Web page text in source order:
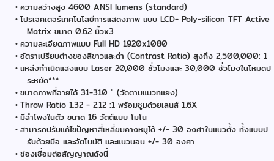
ความสว่างสูง 4600 ANSI lumens (standard)
โปรเจคเตอร์เทคโนโลยีการแสดงภาพ แบบ LCD- Poly-silicon TFT Active
Matrix ขนาด 0.62 นิ้วx3
ความละเอียดภาพแบบ Full HD 1920x1080
อัตราเปรียบต่างของสีขาวและดำ (Contrast Ratio) สูงถึง 2,500,000: 1
แหล่งกำเนิดแสงแบบ Laser 20,000 ชั่วโมงและ 30,000 ชั่วโมงในโหมดป
ระหยัด***
ขนาดภาพที่ฉายได้ 31-310 " (วัดตามแนวทแยง)
Throw Ratio 1.32 - 2.12 :1 พร้อมซูมด้วยเลนส์ 1.6X
มีลำโพงในตัว ขนาด 16 วัตต์แบบ โมโน
สามารถปรับแก้ไขปัญหาสี่เหลี่ยมคางหมูได้ +/- 30 องศาในแนวตั้ง ทั้งแบบป
รับด้วยมือ และอัตโนมัติ และแนวนอน +/- 30 องศา
ช่องเชื่อมต่อสัญญาณดังนี้